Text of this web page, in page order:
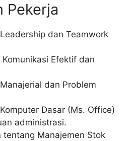
Pekerja
dan Teamwork
Komunikasi Efektif dan
dan Problem
Dasar (Ms. Office)
administrasi.
tentang Manajemen Stok